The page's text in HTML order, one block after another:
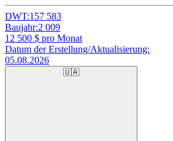
DWT:157 583
Baujahr:2 009
12 500 $ pro Monat
Datum der Erstellung/Aktualisierung:
05.08.2026
🇺🇦